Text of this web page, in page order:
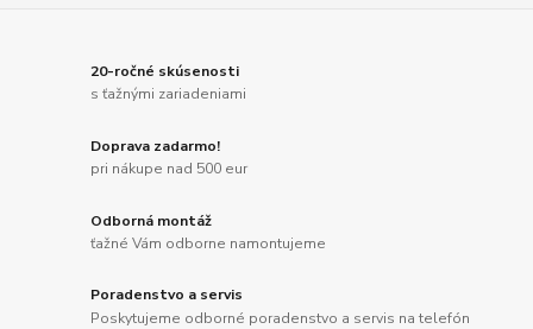
20-ročné skúsenosti
s ťažnými zariadeniami
Doprava zadarmo!
pri nákupe nad 500 eur
Odborná montáž
ťažné Vám odborne namontujeme
Poradenstvo a servis
Poskytujeme odborné poradenstvo a servis na telefón